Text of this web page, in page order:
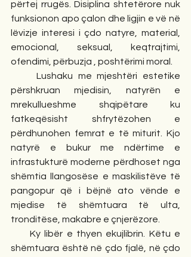
përtej rrugës. Disiplina shtetërore nuk
funksionon apo çalon dhe ligjin e vë në
lëvizje interesi i çdo natyre, material,
emocional, seksual, keqtrajtimi,
ofendimi, përbuzja , poshtërimi moral.
Lushaku me mjeshtëri estetike
përshkruan mjedisin, natyrën e
mrekullueshme shqipëtare ku
fatkeqësisht  shfrytëzohen  e
përdhunohen femrat e të miturit. Kjo
natyrë e bukur me ndërtime e
infrastukturë moderne përdhoset nga
shëmtia llangosëse e maskilistëve të
pangopur që i bëjnë ato vënde e
mjedise të shëmtuara të ulta,
tronditëse, makabre e çnjerëzore.
Ky libër e thyen ekujlibrin. Këtu e
shëmtuara është në çdo fjalë, në çdo